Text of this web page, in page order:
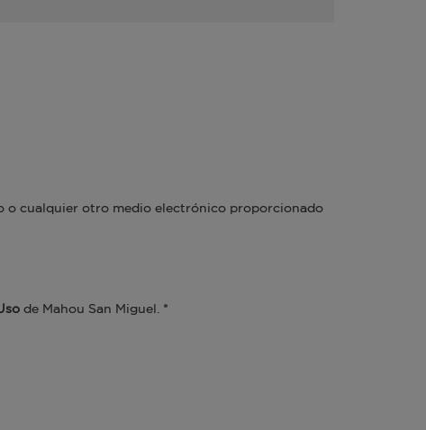
o cualquier otro medio electrónico proporcionado
de Mahou San Miguel. *